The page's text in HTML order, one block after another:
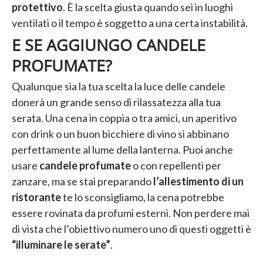
protettivo. È la scelta giusta quando sei in luoghi
ventilati o il tempo è soggetto a una certa instabilità.
E SE AGGIUNGO CANDELE
PROFUMATE?
Qualunque sia la tua scelta la luce delle candele
donerà un grande senso di rilassatezza alla tua
serata. Una cena in coppia o tra amici, un aperitivo
con drink o un buon bicchiere di vino si abbinano
perfettamente al lume della lanterna. Puoi anche
usare candele profumateo con repellenti per
zanzare, ma se stai preparandol’allestimento di un
ristorantete lo sconsigliamo, la cena potrebbe
essere rovinata da profumi esterni. Non perdere mai
di vista che l’obiettivo numero uno di questi oggetti è
“illuminare le serate”.